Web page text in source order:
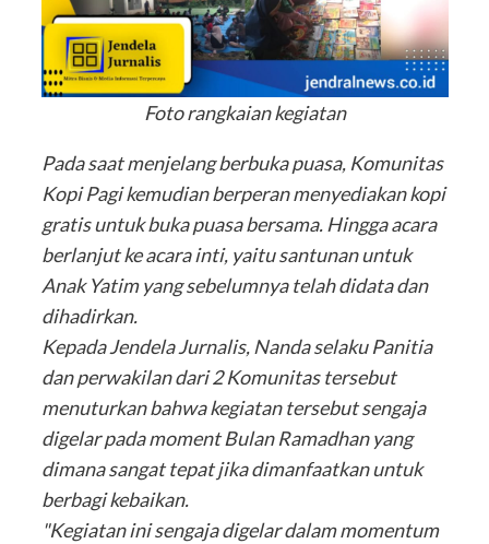
Foto rangkaian kegiatan
Pada saat menjelang berbuka puasa, Komunitas
Kopi Pagi kemudian berperan menyediakan kopi
gratis untuk buka puasa bersama. Hingga acara
berlanjut ke acara inti, yaitu santunan untuk
Anak Yatim yang sebelumnya telah didata dan
dihadirkan.
Kepada Jendela Jurnalis, Nanda selaku Panitia
dan perwakilan dari 2 Komunitas tersebut
menuturkan bahwa kegiatan tersebut sengaja
digelar pada moment Bulan Ramadhan yang
dimana sangat tepat jika dimanfaatkan untuk
berbagi kebaikan.
"Kegiatan ini sengaja digelar dalam momentum